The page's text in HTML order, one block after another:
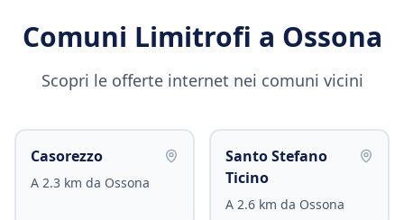
Comuni Limitrofi a Ossona
Scopri le offerte internet nei comuni vicini
Casorezzo
A 2.3 km da Ossona
Santo Stefano
Ticino
A 2.6 km da Ossona